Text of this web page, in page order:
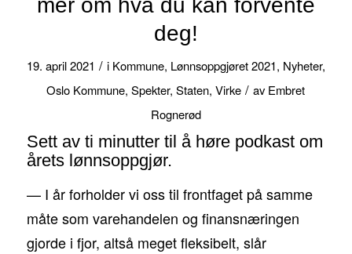
deg!
19. april 2021 / i Kommune, Lønnsoppgjøret 2021, Nyheter,
Oslo Kommune,Spekter,Staten,Virke / av Embret
Rognerød
Sett av ti minutter til å høre podkast om
årets lønnsoppgjør.
— I år forholder vi oss til frontfaget på samme
måte som varehandelen og finansnæringen
gjorde i fjor, altså meget fleksibelt, slår